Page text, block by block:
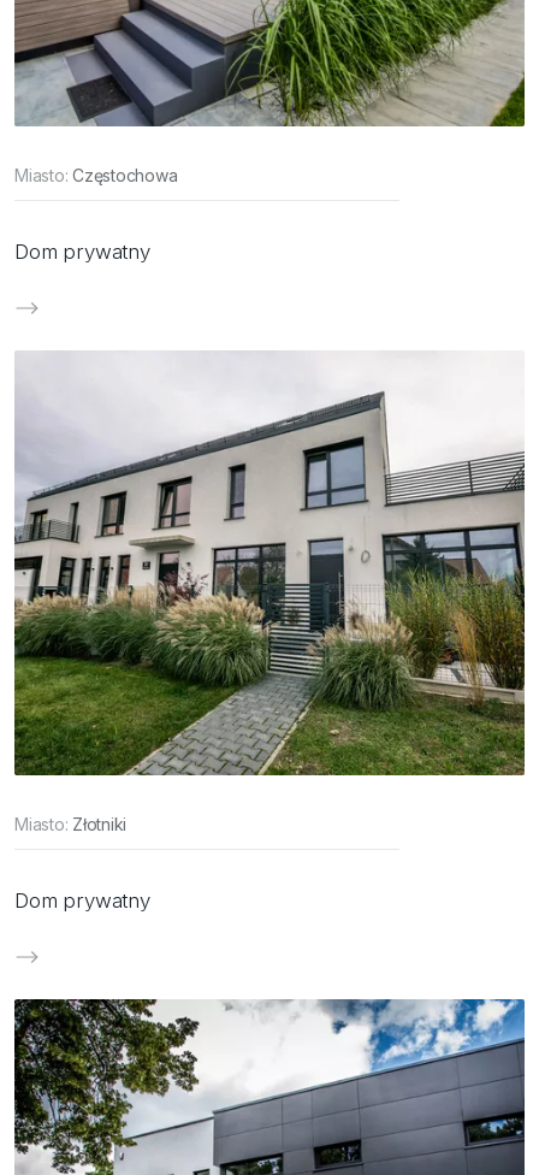
Miasto:Częstochowa
Dom prywatny
Miasto: Złotniki
Dom prywatny